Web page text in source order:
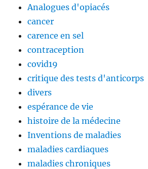
Analogues d'opiacés
cancer
carence en sel
contraception
covid19
critique des tests d'anticorps
divers
espérance de vie
histoire de la médecine
Inventions de maladies
maladies cardiaques
maladies chroniques